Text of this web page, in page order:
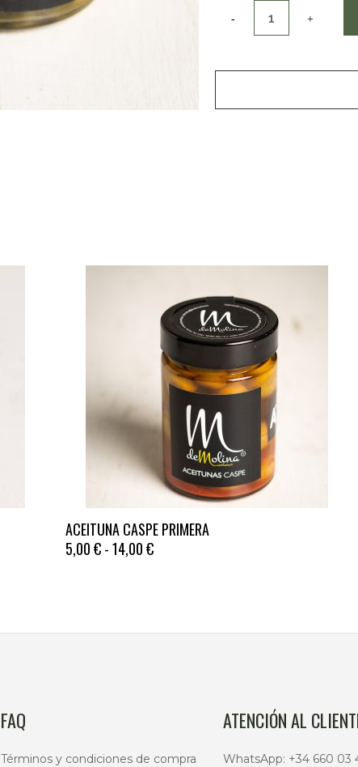
producto
tiene
ACEITUNA CASPE PRIMERA
5,00€-14,00€RANGO
HASTA
FAQ
Términos y condiciones de compra
ATENCIÓN AL
WhatsApp: +34 660 03